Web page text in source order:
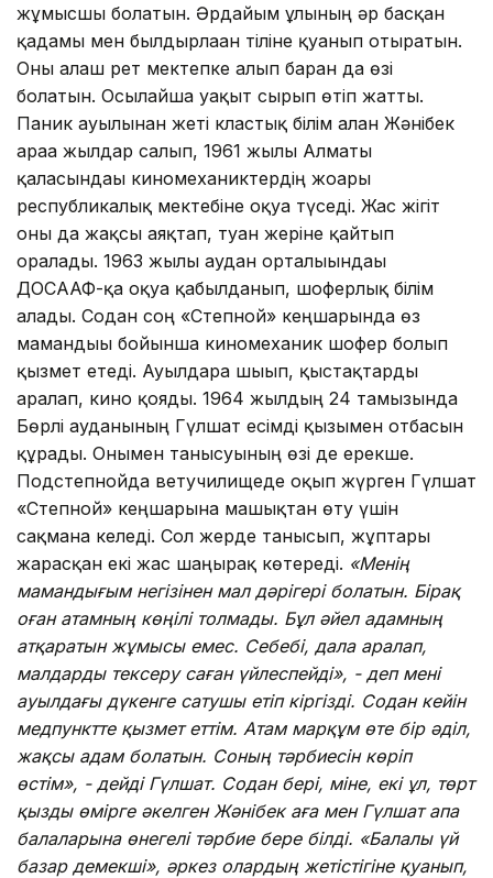
жұмысшы болатын. Әрдайым ұлының әр басқан
қадамы мен былдырлаған тіліне қуанып отыратын.
Оны алғаш рет мектепке алып барған да өзі
болатын. Осылайша уақыт сырғып өтіп жатты.
Паник ауылынан жеті кластық білім алған Жәнібек
араға жылдар салып, 1961 жылы Алматы
қаласындағы киномеханиктердің жоғары
республикалық мектебіне оқуға түседі. Жас жігіт
оны да жақсы аяқтап, туған жеріне қайтып
оралады. 1963 жылы аудан орталығындағы
ДОСААФ-қа оқуға қабылданып, шоферлық білім
алады. Содан соң «Степной» кеңшарында өз
мамандығы бойынша киномеханик шофер болып
қызмет етеді. Ауылдарға шығып, қыстақтарды
аралап, кино қояды. 1964 жылдың 24 тамызында
Бөрлі ауданының Гүлшат есімді қызымен отбасын
құрады. Онымен танысуының өзі де ерекше.
Подстепнойда ветучилищеде оқып жүрген Гүлшат
«Степной» кеңшарына машықтан өту үшін
сақманға келеді. Сол жерде танысып, жұптары
жарасқан екі жас шаңырақ көтереді. «Менің
мамандығым негізінен мал дәрігері болатын. Бірақ
оған атамның көңілі толмады. Бұл әйел адамның
атқаратын жұмысы емес. Себебі, дала аралап,
малдарды тексеру саған үйлеспейді», - деп мені
ауылдағы дүкенге сатушы етіп кіргізді. Содан кейін
медпунктте қызмет еттім. Атам марқұм өте бір әділ,
жақсы адам болатын. Соның тәрбиесін көріп
өстім», - дейді Гүлшат. Содан бері, міне, екі ұл, төрт
қызды өмірге әкелген Жәнібек аға мен Гүлшат апа
балаларына өнегелі тәрбие бере білді. «Балалы үй
базар демекші», әркез олардың жетістігіне қуанып,